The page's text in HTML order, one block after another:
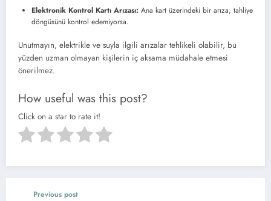
Elektronik Kontrol Kartı Arızası: Ana kart üzerindeki bir arıza, tahliye
döngüsünü kontrol edemiyorsa.
Unutmayın, elektrikle ve suyla ilgili arızalar tehlikeli olabilir, bu
yüzden uzman olmayan kişilerin iç aksama müdahale etmesi
önerilmez.
How useful was this post?
Click on a star to rate it!
Previous post